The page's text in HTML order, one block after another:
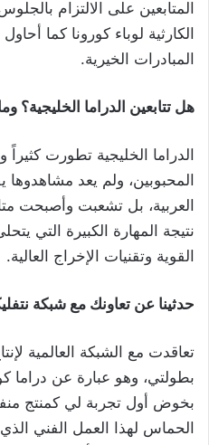
المتابعين على الالتزام
الكارثية لوباء كورونا كما
المبادرات الخيرية.
هل تتابعين الدراما الخليجية؟
الدراما الخليجية تطورت
المحبوبين، ولم يعد
العربية، بل تشعبت وأصبحت
نتيجة المهارة الكبيرة التي
القوية وتقنيات الإخراج العالية.
حدثينا عن تعاونك مع شبكة
تعاقدت مع الشبكة العالمية
بطولتي، وهو عبارة عن دراما
بخوض أول تجربة لي كمنتج
الحماس لهذا العمل الفني